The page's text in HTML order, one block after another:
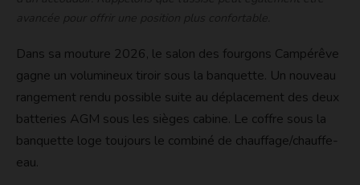
Dans sa mouture 2026, le salon des fourgons Campérêve
gagne un volumineux tiroir sous la banquette. Un nouveau
rangement rendu possible suite au déplacement des deux
batteries AGM sous les sièges cabine. Le coffre sous la
banquette loge toujours le combiné de chauffage/chauffe-
eau.